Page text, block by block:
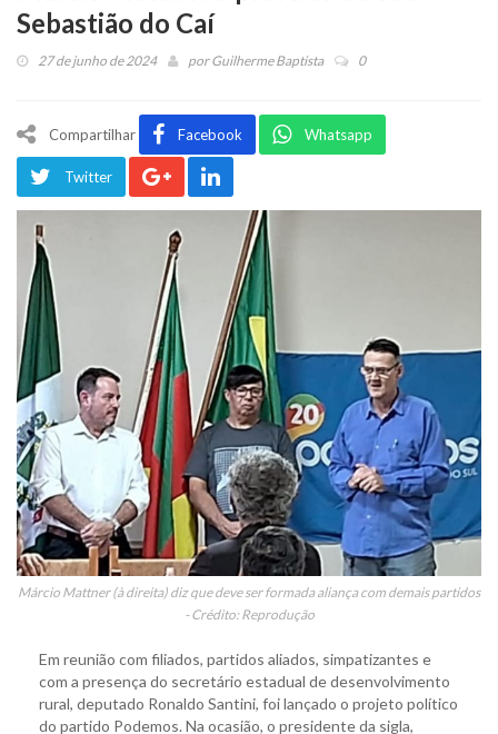
Sebastião do Caí
27 de junho de 2024 porGuilherme Baptista 0
Compartilhar Facebook Whatsapp
Twitter
Márcio Mattner (à direita) diz que deve ser formada aliança com demais partidos
- Crédito: Reprodução
Em reunião com filiados, partidos aliados, simpatizantes e
com a presença do secretário estadual de desenvolvimento
rural, deputado Ronaldo Santini, foi lançado o projeto político
do partido Podemos. Na ocasião, o presidente da sigla,